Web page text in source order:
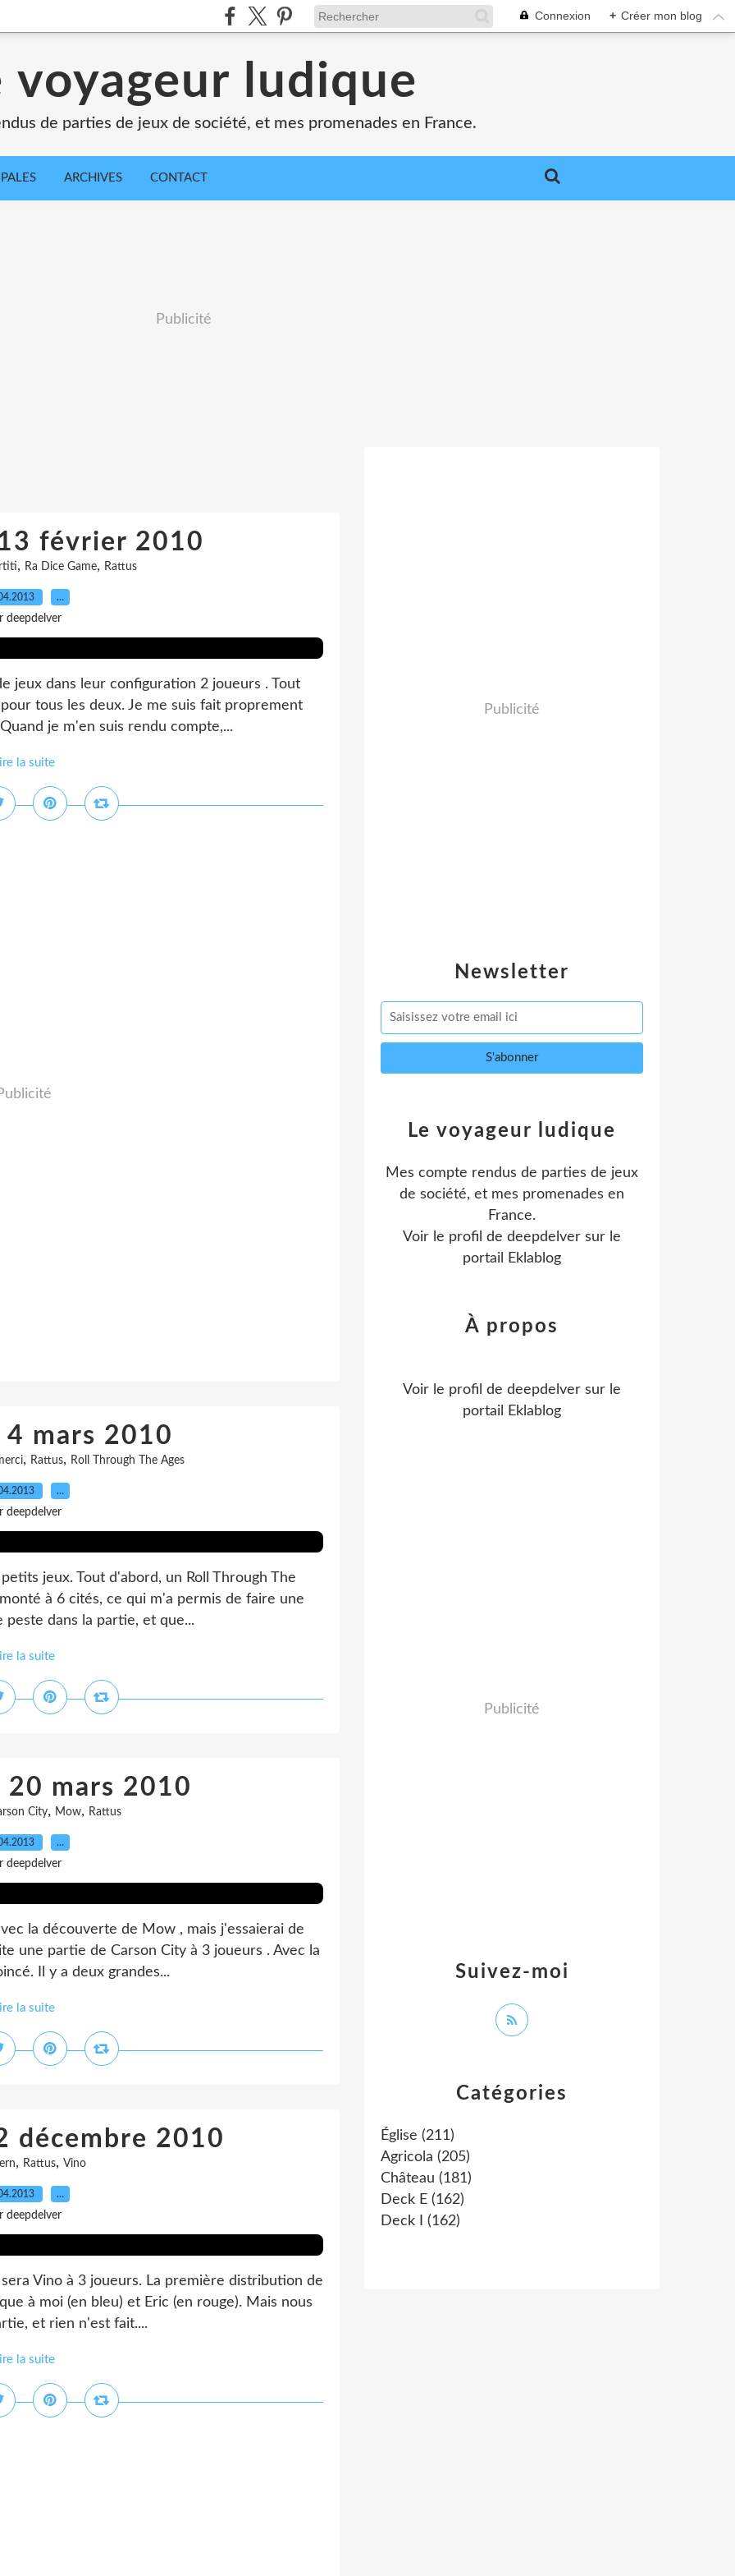
Connexion + Créer mon blog
voyageur ludique
de parties de jeux de société, et mes promenades en France.
ARCHIVES CONTACT
Publicité
février 2010
, Ra Dice Game, Rattus
…
deepdelver
jeux dans leur configuration 2 joueurs . Tout
tous les deux. Je me suis fait proprement
je m'en suis rendu compte,...
la suite
4 mars 2010
, Rattus, Roll Through The Ages
…
deepdelver
jeux. Tout d'abord, un Roll Through The
à 6 cités, ce qui m'a permis de faire une
dans la partie, et que...
la suite
20 mars 2010
City, Mow, Rattus
…
deepdelver
la découverte de Mow , mais j'essaierai de
une partie de Carson City à 3 joueurs . Avec la
Il y a deux grandes...
la suite
décembre 2010
, Rattus, Vino
…
deepdelver
Vino à 3 joueurs. La première distribution de
à moi (en bleu) et Eric (en rouge). Mais nous
et rien n'est fait....
la suite
Newsletter
Publicité
Catégories
Église (211)
Agricola (205)
Château (181)
Deck E (162)
Deck I
(162)
Le voyageur ludique
Mes compte rendus de parties de jeux
de société, et mes promenades en
France.
Voir le profil de deepdelver sur le
portail Eklablog
Suivez-moi
À propos
Voir le profil de deepdelver sur le
portail Eklablog
Publicité